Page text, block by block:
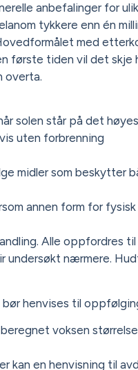
anbefalinger for
tykkere enn én
med
første tiden vil det skje
overta.
solen står på det
uten forbrenning
midler som beskytter
annen form for
Alle oppfordres
undersøkt nærmere.
henvises til
voksen
kan en henvisning til